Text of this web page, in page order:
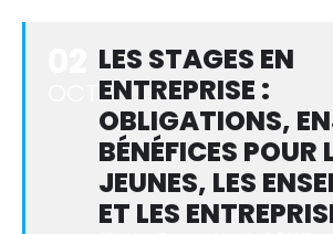
LES STAGES EN
ENTREPRISE :
OBLIGATIONS,
BÉNÉFICES POUR
JEUNES, LES
ET LES